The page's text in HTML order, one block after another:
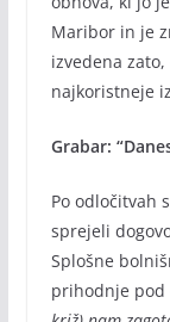
Maribor in je
izvedena
najkoristneje
Grabar:
Po odločitvah
sprejeli
Splošne
prihodnje pod